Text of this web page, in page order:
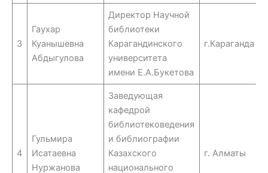
3
Гаухар
Куанышевна
Абдыгулова
Директор Научной
библиотеки
Карагандинского
университета
имени Е.А.Букетова
г.Караганда
4
Гульмира
Исатаевна
Нуржанова
Заведующая
кафедрой
библиотековедения
и библиографии
Казахского
национального
г. Алматы